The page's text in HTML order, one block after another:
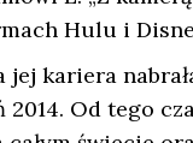
Hulu i
kariera
Od tego